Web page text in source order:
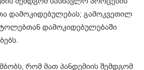
დამოკიდებულებას; გამოკვეთილ
დამოკიდებულებაში
რომ მათ პანდემიის შემდგომ